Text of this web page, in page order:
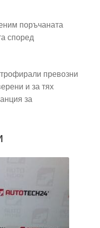
поръчаната
според
превозни
и за тях
за